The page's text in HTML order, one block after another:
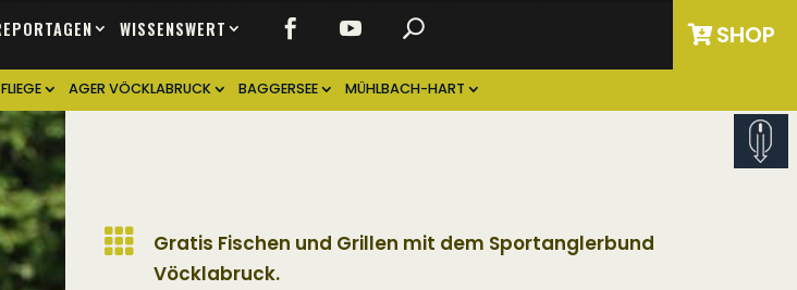
WISSENSWERT SHOP
AGER VÖCKLABRUCK BAGGERSEE MÜHLBACH-HART

Gratis Fischen und Grillen mit dem Sportanglerbund
Vöcklabruck.